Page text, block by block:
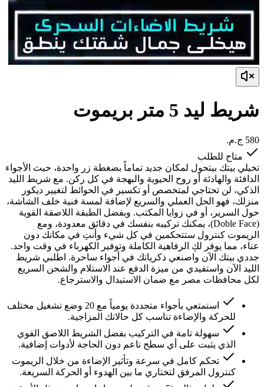
شريط ليد 5 متر بريموت
متاح للطلب
تخيلي بيتك بيتحول لمكان جديد تماماً بضغطة زر واحدة، حيث الأجواء
الدافئة والهادئة أو روح الحيوية والبهجة في كل ركن. مع شريط الليد
الذكي، لن تحتاجي لمتخصص أو تكسير في الحوائط لتغيير ديكور
منزلك، فهو الحل العملي والسريع لإضافة لمسة فنية خلف الشاشة،
حول السرير، أو في زوايا المكتب. وبفضل الطبقة اللاصقة القوية
(Doble Face)، يمكنك تركيبه بنفسك في دقائق معدودة، ومع
الريموت كنترول ستتحكمين في كل شيء وأنتِ في مكانك دون
عناء، مما يوفر لكِ الرفاهية الكاملة وتوفير الكهرباء في وقت واحد.
جددي بيتك الآن واصنعي ذكرياتك في أجواء ساحرة. اطلبي شريط
الليد الآن واستفيدي من ميزة الدفع عند الاستلام والشحن السريع
لكل محافظات مصر مع ضمان الاستبدال والاسترجاع.
استمتعي بأجواء متجددة يومياً مع 20 وضع تشغيل مختلف
للحركة والإضاءة تناسب كل حالاتك المزاجية.
سهولة تامة في التركيب بفضل الشريط اللاصق القوي
الذي يثبت على أي سطح ناعم دون الحاجة لأدوات إضافية.
تحكم كامل في سرعة وتأثير الإضاءة من خلال الريموت
كنترول المرفق لتختاري ما بين الهدوء أو الحركة السريعة.